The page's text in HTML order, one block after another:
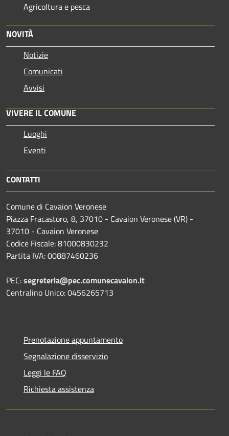
Agricoltura e pesca
NOVITÀ
Notizie
Comunicati
Avvisi
VIVERE IL COMUNE
Luoghi
Eventi
CONTATTI
Comune di Cavaion Veronese
Piazza Fracastoro, 8, 37010 - Cavaion Veronese (VR) -
37010 - Cavaion Veronese
Codice Fiscale: 81000830232
Partita IVA: 00887460236
PEC:segreteria@pec.comunecavaion.it
Centralino Unico: 0456265713
Prenotazione appuntamento
Segnalazione disservizio
Leggi le FAQ
Richiesta assistenza